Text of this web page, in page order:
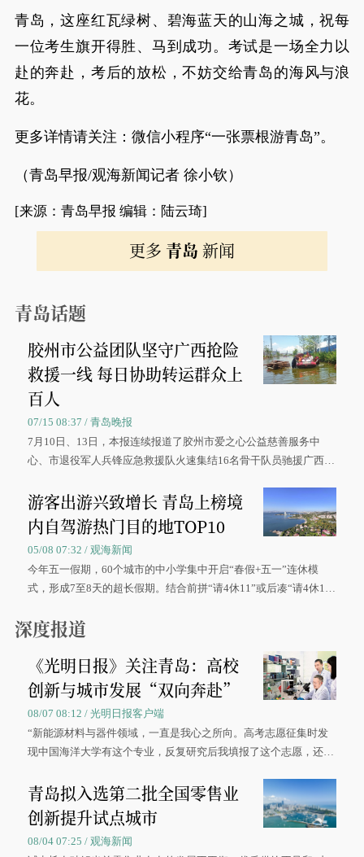
青岛，这座红瓦绿树、碧海蓝天的山海之城，祝每
一位考生旗开得胜、马到成功。考试是一场全力以
赴的奔赴，考后的放松，不妨交给青岛的海风与浪
花。
更多详情请关注：微信小程序“一张票根游青岛”。
（青岛早报/观海新闻记者 徐小钦）
[来源：青岛早报 编辑：陆云琦]
更多 青岛 新闻
青岛话题
胶州市公益团队坚守广西抢险
救援一线 每日协助转运群众上
百人
07/15 08:37 / 青岛晚报
7月10日、13日，本报连续报道了胶州市爱之心公益慈善服务中
心、市退役军人兵锋应急救援队火速集结16名骨干队员驰援广西灾
游客出游兴致增长 青岛上榜境
内自驾游热门目的地TOP10
05/08 07:32 / 观海新闻
今年五一假期，60个城市的中小学集中开启“春假+五一”连休模
式，形成7至8天的超长假期。结合前拼“请4休11”或后凑“请4休1
深度报道
《光明日报》关注青岛：高校
创新与城市发展“双向奔赴”
08/07 08:12 / 光明日报客户端
“新能源材料与器件领域，一直是我心之所向。高考志愿征集时发
现中国海洋大学有这个专业，反复研究后我填报了这个志愿，还真
大学材料科学与工程学院材料类专业的录取通知书。
青岛拟入选第二批全国零售业
创新提升试点城市
08/04 07:25 / 观海新闻